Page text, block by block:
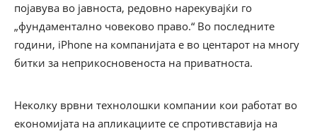
појавува во јавноста, редовно нарекувајќи го
„фундаментално човеково право.“ Во последните
години, iPhone на компанијата е во центарот на многу
битки за неприкосновеноста на приватноста.
Неколку врвни технолошки компании кои работат во
економијата на апликациите се спротивставија на